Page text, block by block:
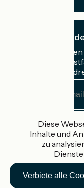
Ich abonniere
Erhalten Sie
Rad in Ihrem
Meine E-Mail-
Adresse
Gefördert im
Accueil Vélo Pro
Diese
Inhalte und
zu
Verbiete alle